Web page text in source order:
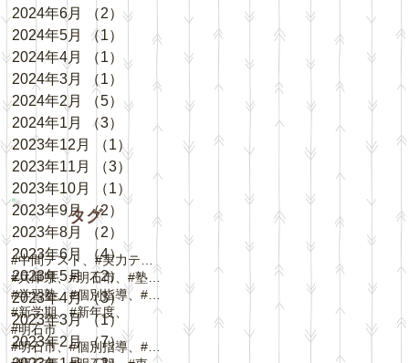
2024年6月
（2） 2件の記事
2024年5月
（1）
1件の記事
2024年4月
（1） 1件の記事
2024年3月
（1）
1件の記事
2024年2月
（5） 5件の記事
2024年1月
（3）
3件の記事
2023年12月
（1） 1件の記事
2023年11月
（3）
2023年10月
（1）
2023年9月 （2）
2件の記事
2023年8月
（2）
2件の記事
2023年6月
（4）4件の記事
2023年5月 （2）
2件の記事
2023年4月 （3）3件の記事
2023年3月 （1）
1件の記事
2023年2月 （7）7件の記事
タグ
#兵庫県、#明石市、#塾、#個別指導
#新学期、#新年度、
#明石市